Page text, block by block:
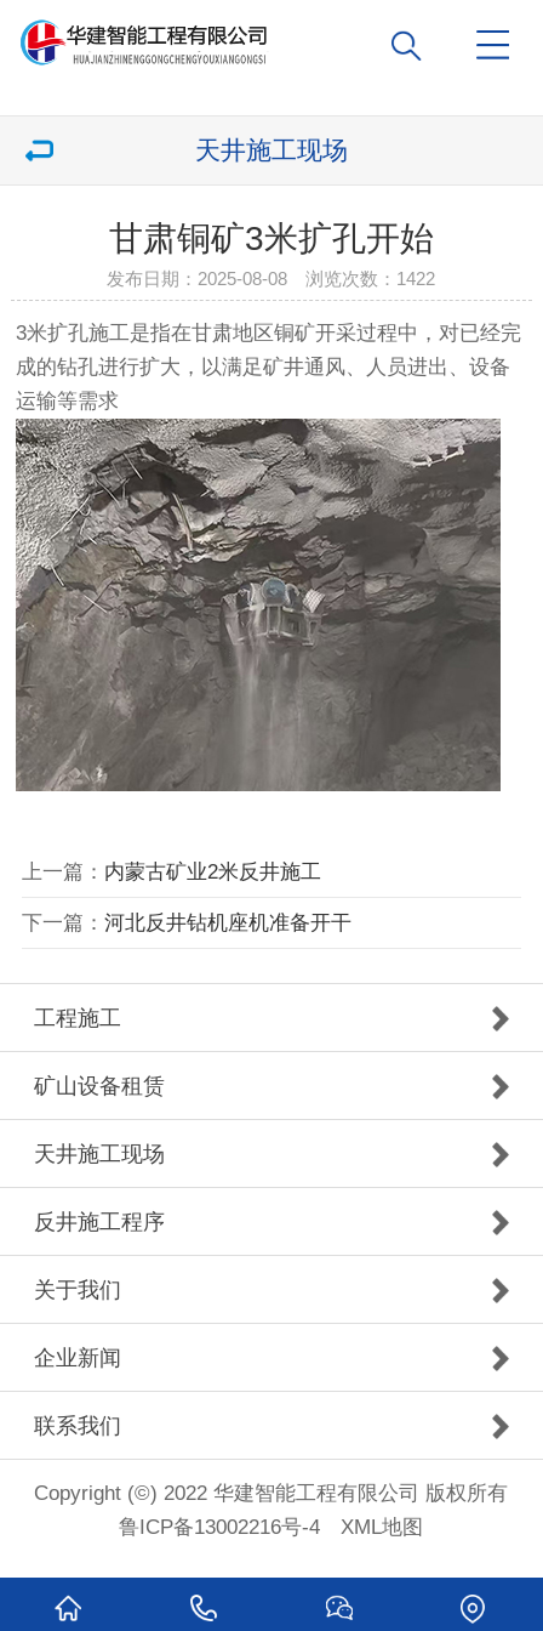
天井施工现场
甘肃铜矿3米扩孔开始
发布日期：2025-08-08 浏览次数： 1422
3米扩孔施工是指在甘肃地区铜矿开采过程中，对已经完
成的钻孔进行扩大，以满足矿井通风、人员进出、设备
运输等需求
上一篇： 内蒙古矿业2米反井施工
下一篇： 河北反井钻机座机准备开干
工程施工
矿山设备租赁
天井施工现场
反井施工程序
关于我们
企业新闻
联系我们
Copyright (©) 2022 华建智能工程有限公司 版权所有
鲁ICP备13002216号-4
XML地图